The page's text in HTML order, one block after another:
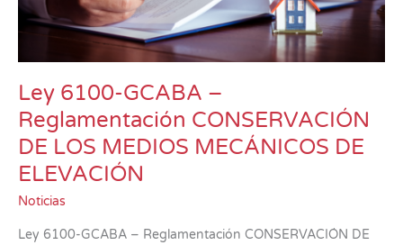
Ley 6100-GCABA –
Reglamentación CONSERVACIÓN
DE LOS MEDIOS MECÁNICOS DE
ELEVACIÓN
Noticias
Ley 6100-GCABA – Reglamentación CONSERVACIÓN DE